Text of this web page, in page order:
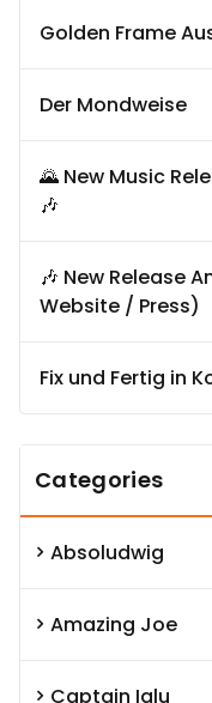
Golden Frame
Der Mondweise
🌄 New Music
🎶
🎶 New Release
Website / Press)
Fix und Fertig in
Categories
Absoludwig
Amazing Joe
Captain Iglu